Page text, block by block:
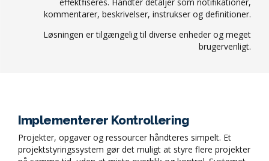
Dette skaber en mere kompakt organisation, hvor fejl og
misforståelser mindskes, i takt med at resultaterne
effektfiseres. Håndter detaljer som notifikationer,
kommentarer, beskrivelser, instrukser og definitioner.
Implementerer Kontrollering